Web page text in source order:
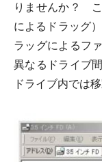
りませんか？
によるドラッグ
ラッグによるフ
異なるドライブ
ドライブ内では